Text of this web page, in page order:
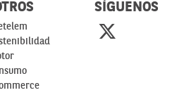
SÍGUENOS